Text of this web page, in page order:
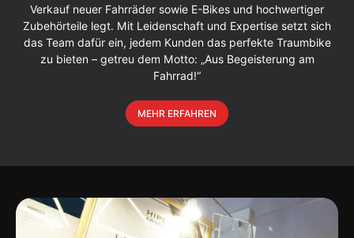
Verkauf neuer Fahrräder sowie E-Bikes und hochwertiger
Zubehörteile legt. Mit Leidenschaft und Expertise setzt sich
das Team dafür ein, jedem Kunden das perfekte Traumbike
zu bieten – getreu dem Motto: „Aus Begeisterung am
Fahrrad!“
MEHR ERFAHREN